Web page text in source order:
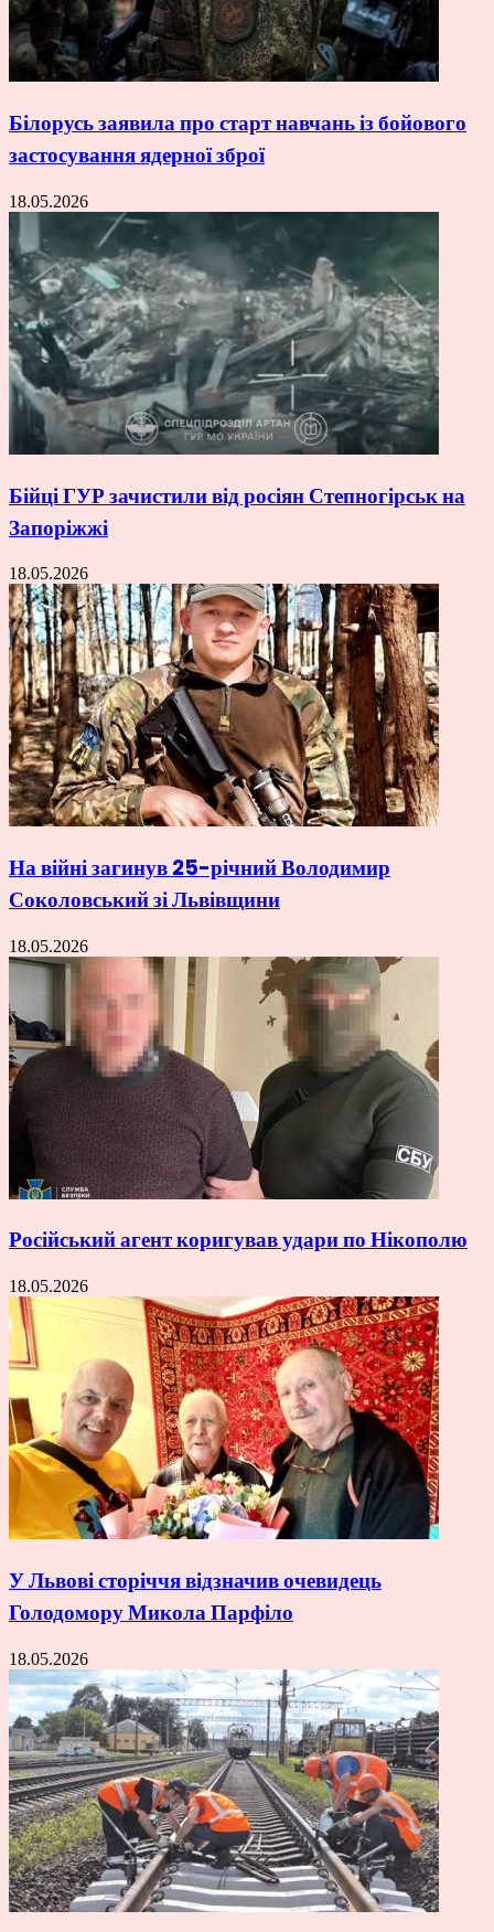
Білорусь заявила про старт навчань із бойового
застосування ядерної зброї
18.05.2026
Бійці ГУР зачистили від росіян Степногірськ на
Запоріжжі
18.05.2026
На війні загинув 25-річний Володимир
Соколовський зі Львівщини
18.05.2026
Російський агент коригував удари по Нікополю
18.05.2026
У Львові сторіччя відзначив очевидець
Голодомору Микола Парфіло
18.05.2026